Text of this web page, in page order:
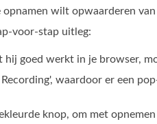
opnamen wilt opwaarderen
uitleg:
goed werkt in je browser,
waardoor er een
knop, om met